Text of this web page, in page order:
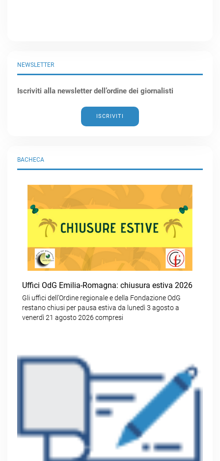
BACHECA
Uffici OdG Emilia-Romagna: chiusura estiva 2026
Gli uffici dell’Ordine regionale e della Fondazione OdG
restano chiusi per pausa estiva da lunedì 3 agosto a
venerdì 21 agosto 2026 compresi
NEWSLETTER
Iscriviti alla newsletter dell’ordine dei giornalisti
ISCRIVITI